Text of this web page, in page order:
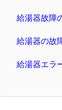
給湯器故障
給湯器の故
給湯器エラ